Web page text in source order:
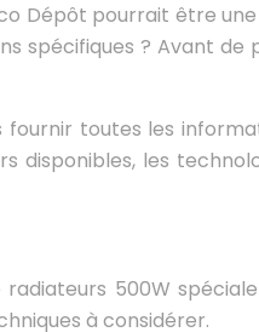
Dépôt pourrait être
spécifiques ? Avant de
toutes les
les
500W
à considérer.